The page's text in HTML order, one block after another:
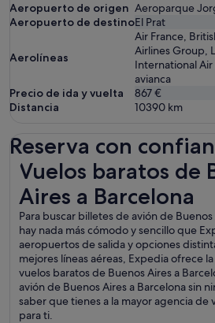
Aeropuerto de origen Aeroparque
Aeropuerto de destinoEl Prat
Aerolíneas
Air France,
Airlines Group,
International Air
avianca
Precio de ida y vuelta
867 €
Distancia
10390 km
Reserva con
Vuelos baratos de
Aires a Barcelona
Para buscar billetes de avión de
hay nada más cómodo y sencillo que
aeropuertos de salida y opciones
mejores líneas aéreas, Expedia ofrece
vuelos baratos de Buenos Aires a
avión de Buenos Aires a Barcelona sin
saber que tienes a la mayor agencia de
para ti.
Vuelos baratos de Buenos Aires a